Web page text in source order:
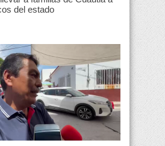
del estado